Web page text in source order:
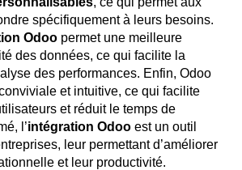
spécifiquement à leurs besoins.
Odoo permet une meilleure
des données, ce qui facilite la
des performances. Enfin, Odoo
et intuitive, ce qui facilite
et réduit le temps de
l’intégration Odoo est un outil
leur permettant d’améliorer
et leur productivité.